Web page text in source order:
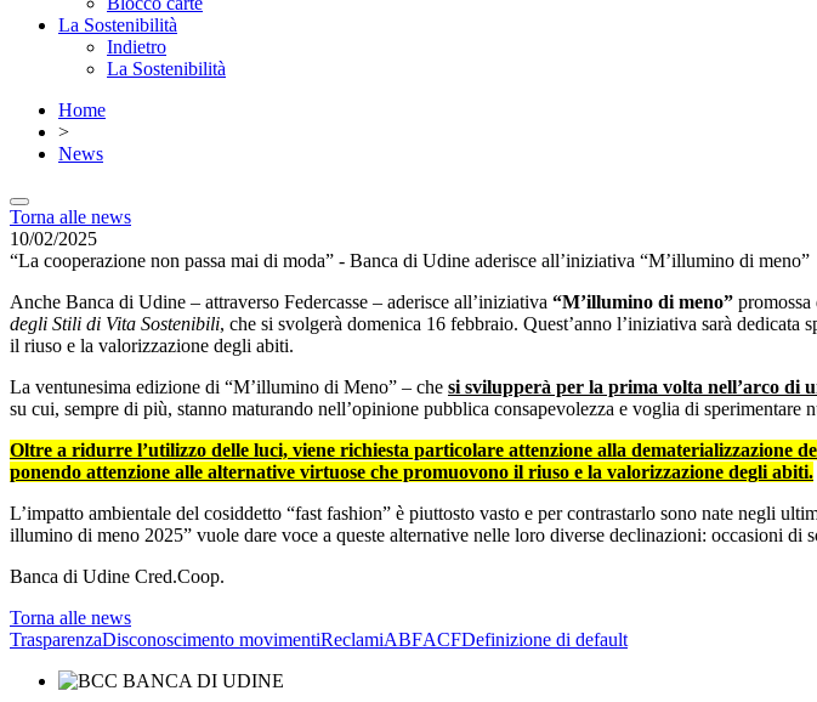
La Sostenibilità
Indietro
La Sostenibilità
Home
>
News
Torna alle news
10/02/2025
“La cooperazione non passa mai di moda” - Banca di Udine aderisce all’iniziativa “M’illumino di meno”
Anche Banca di Udine – attraverso Federcasse – aderisce all’iniziativa “M’illumino di meno”
degli Stili di Vita Sostenibili, che si svolgerà domenica 16 febbraio. Quest’anno l’iniziativa sarà dedicata
il riuso e la valorizzazione degli abiti.
La ventunesima edizione di “M’illumino di Meno” – che si svilupperà per la prima volta nell’arco di
su cui, sempre di più, stanno maturando nell’opinione pubblica consapevolezza e voglia di sperimentare
Oltre a ridurre l’utilizzo delle luci, viene richiesta particolare attenzione alla dematerializzazione
ponendo attenzione alle alternative virtuose che promuovono il riuso e la valorizzazione degli abiti.
L’impatto ambientale del cosiddetto “fast fashion” è piuttosto vasto e per contrastarlo sono nate negli
illumino di meno 2025” vuole dare voce a queste alternative nelle loro diverse declinazioni: occasioni di
Banca di Udine Cred.Coop.
Torna alle news
TrasparenzaDisconoscimento movimentiReclamiABFACFDefinizione di default